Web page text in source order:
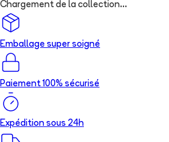
Chargement de la collection...
Emballage super soigné
Paiement 100% sécurisé
Expédition sous 24h